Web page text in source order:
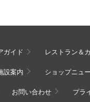
ガイド レストラン＆
設案内 ショップニュ
お問い合わせ プラ